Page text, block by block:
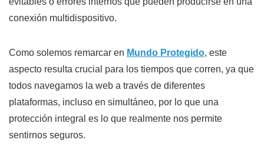
conexión multidispositivo.
Como solemos remarcar en Mundo Protegido, este
aspecto resulta crucial para los tiempos que corren, ya que
todos navegamos la web a través de diferentes
plataformas, incluso en simultáneo, por lo que una
protección integral es lo que realmente nos permite
sentirnos seguros.